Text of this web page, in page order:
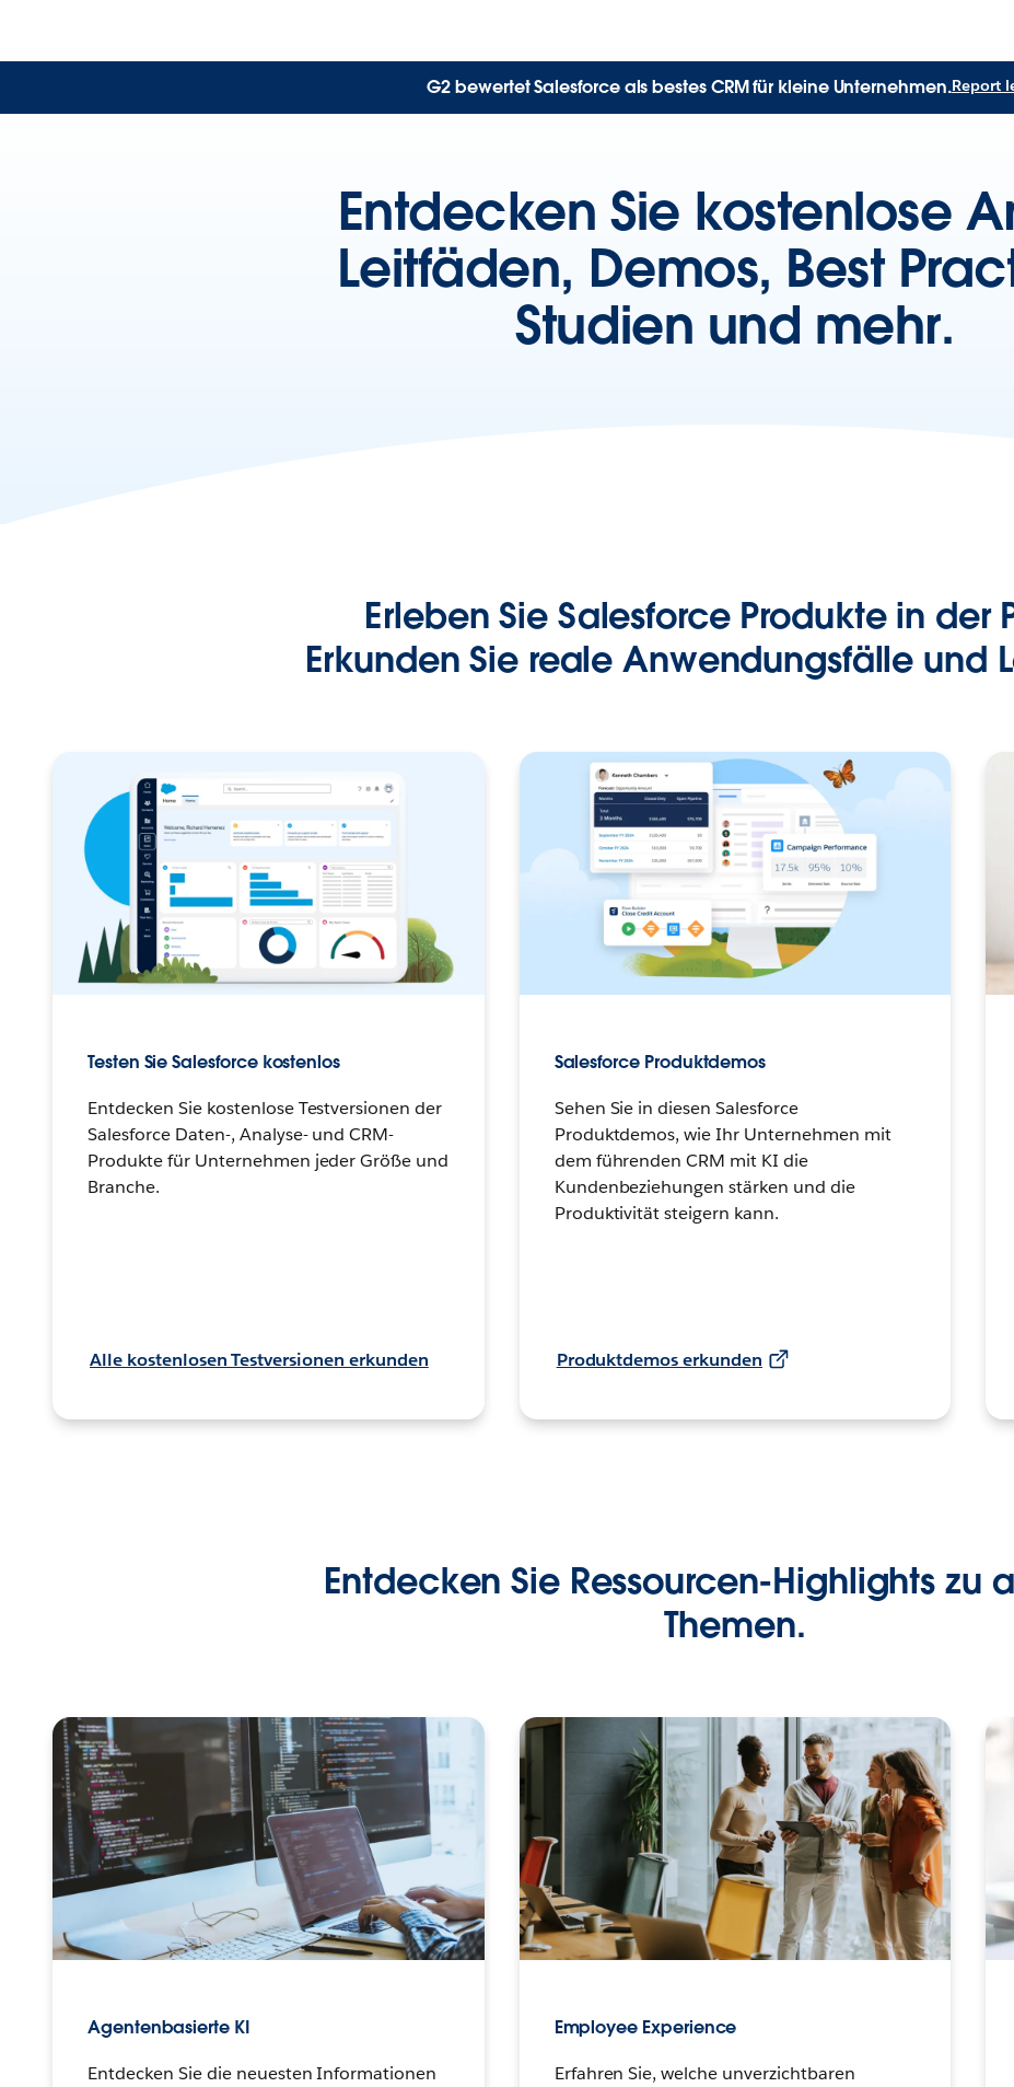
G2 bewertet Salesforce als bestes CRM für kleine Unternehmen.Report
Entdecken Sie kostenlose
Leitfäden, Demos, Best
Studien und mehr.
Erleben Sie Salesforce Produkte in der
Erkunden Sie reale Anwendungsfälle und
Testen Sie Salesforce kostenlos
Entdecken Sie kostenlose Testversionen der
Salesforce Daten-, Analyse- und CRM-
Produkte für Unternehmen jeder Größe und
Branche.
Alle kostenlosen Testversionen erkunden
Salesforce Produktdemos
Sehen Sie in diesen Salesforce
Produktdemos, wie Ihr Unternehmen mit
dem führenden CRM mit KI die
Kundenbeziehungen stärken und die
Produktivität steigern kann.
Produktdemos erkunden
Entdecken Sie Ressourcen-Highlights zu
Themen.
Agentenbasierte KI
Entdecken Sie die neuesten Informationen
Employee Experience
Erfahren Sie, welche unverzichtbaren